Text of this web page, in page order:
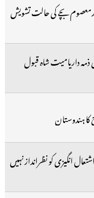
رمعصوم بچے کی حالت تشویش
ذمہ داریامیت شاہ قبول
کا ہندوستان
انگیزی کو نظرانداز نہیں